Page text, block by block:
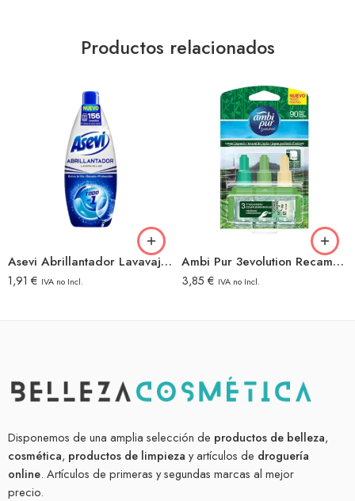
Productos relacionados
Asevi Abrillantador Lavavajillas 625ml
1,91 € IVA no Incl.
Ambi Pur 3evolution Recambio Tatami Japan
3,85 € IVA no Incl.
Disponemos de una amplia selección de productos de belleza,
cosmética, productos de limpieza y artículos de droguería
online. Artículos de primeras y segundas marcas al mejor
precio.